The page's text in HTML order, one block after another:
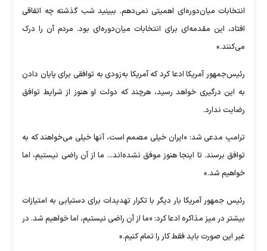
انتخابات میان‌دوره‌ای اهمیتی نمی‌دهم. ببینید شب گذشته چه اتفاقی
افتاد، این مقدمه‌ای برای انتخابات میان‌دوره‌ای بود. مردم آن را درک
می‌کنند.»
رئیس‌جمهور آمریکا ادعا کرد که آمریکا به‌زودی به توافقی برای پایان دادن
به این درگیری خواهد رسید، هرچند که دولت او هنوز از شرایط توافق
رضایت ندارد.
ترامپ مدعی شد: «ایران خیلی مصمم است، آنها خیلی می‌خواهند که به
توافق برسند. تا اینجا هنوز موفق نشده‌اند... ما از آن راضی نیستیم، اما
خواهیم شد.»
رئیس جمهور آمریکا بار دیگر با تکرار تهدیدات برای دستیابی به امتیازات
بیشتر در میز مذاکره ادعا کرد: «ما از آن راضی نیستیم، اما خواهیم شد. در
غیر این صورت باید فقط کار را تمام کنیم.»